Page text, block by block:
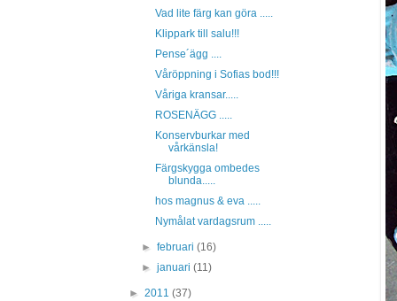
Vad lite färg kan göra .....
Klippark till salu!!!
Pense´ägg ....
Våröppning i Sofias bod!!!
Våriga kransar.....
ROSENÄGG .....
Konservburkar med
vårkänsla!
Färgskygga ombedes
blunda.....
hos magnus & eva .....
Nymålat vardagsrum .....
►februari(16)
►januari(11)
► 2011 (37)